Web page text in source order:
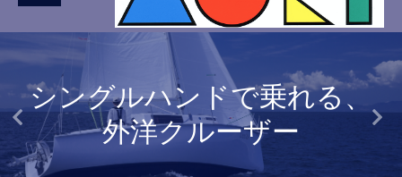
シングルハンドで乗れる、
外洋クルーザー